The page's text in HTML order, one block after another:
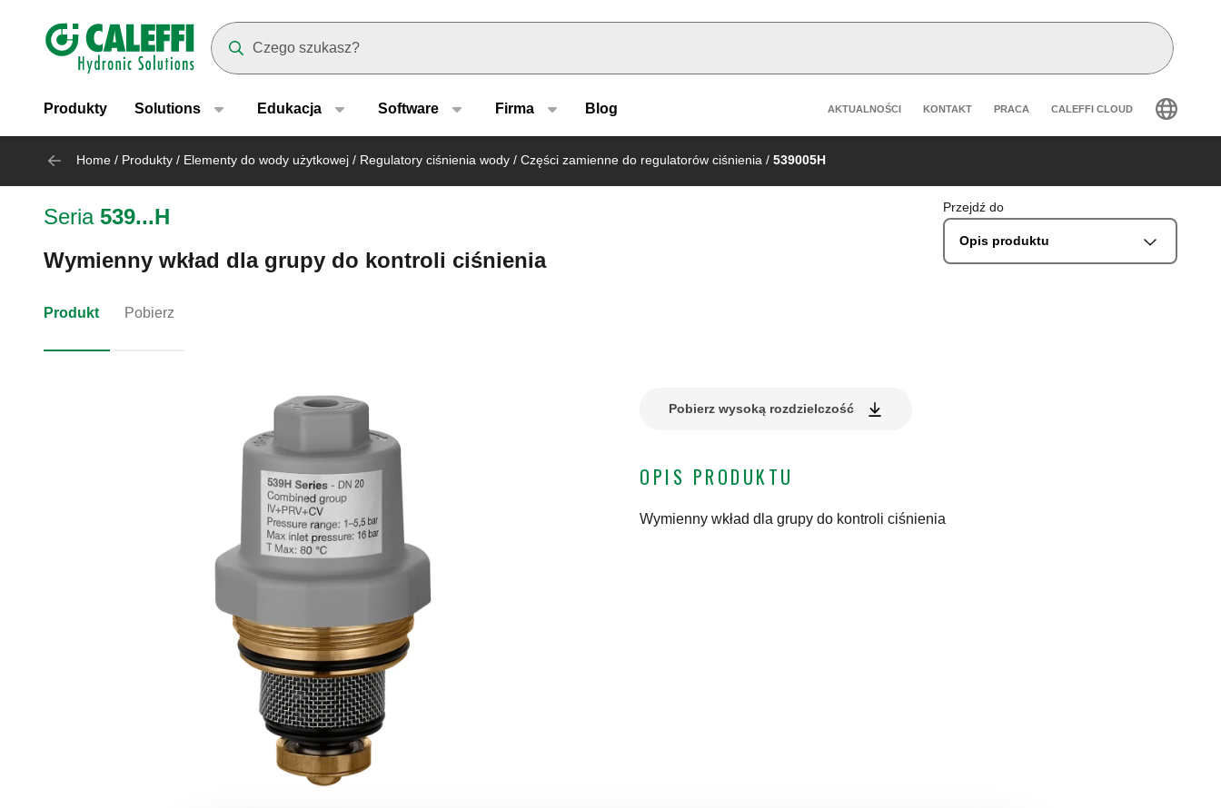
Header main navigation
Produkty Solutions Edukacja Software Firma Blog Header secondary navigation
AKTUALNOŚCI KONTAKT PRACA CALEFFI CLOUD
Home / Produkty / Elementy do wody użytkowej / Regulatory ciśnienia wody / Części zamienne do regulatorów ciśnienia / 539005H
Seria 539...H
Wymienny wkład dla grupy do kontroli ciśnienia
Przejdź do
Opis produktu
Produkt Pobierz
Pobierz wysoką rozdzielczość
OPIS PRODUKTU
Wymienny wkład dla grupy do kontroli ciśnienia